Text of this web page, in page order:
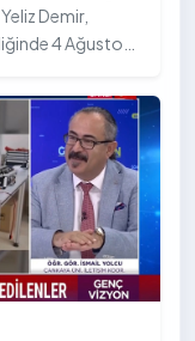
Demir,
4 Ağustos
programına